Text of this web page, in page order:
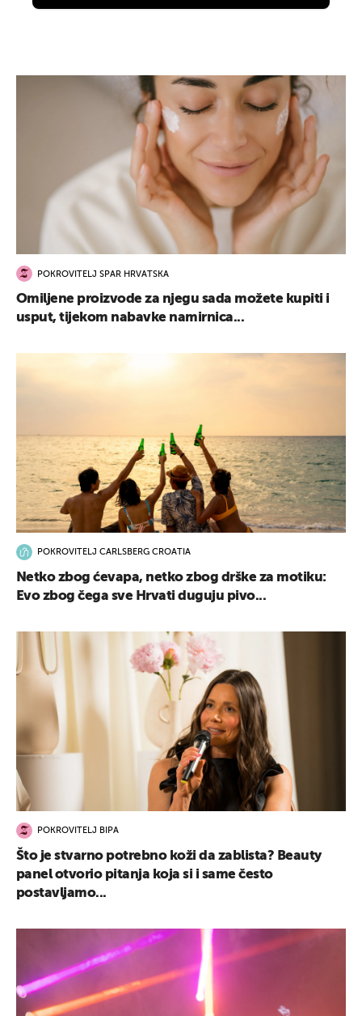
POKROVITELJ SPAR HRVATSKA
Omiljene proizvode za njegu sada možete kupiti i
usput, tijekom nabavke namirnica...
POKROVITELJ CARLSBERG CROATIA
Netko zbog ćevapa, netko zbog drške za motiku:
Evo zbog čega sve Hrvati duguju pivo...
POKROVITELJ BIPA
Što je stvarno potrebno koži da zablista? Beauty
panel otvorio pitanja koja si i same često
postavljamo...